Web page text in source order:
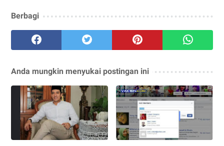
Berbagi
Anda mungkin menyukai postingan ini